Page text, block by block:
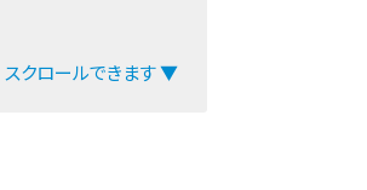
スクロールできます ▼